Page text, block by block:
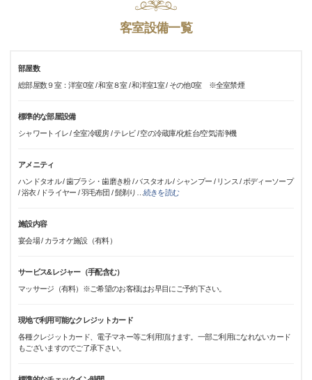
客室設備一覧
部屋数
総部屋数９室：洋室0室 / 和室８室 / 和洋室1室 / その他0室 ※全室禁煙
標準的な部屋設備
シャワートイレ / 全室冷暖房 / テレビ / 空の冷蔵庫/化粧台/空気清浄機
アメニティ
ハンドタオル / 歯ブラシ・歯磨き粉 / バスタオル / シャンプー / リンス / ボディーソープ
/ 浴衣 / ドライヤー / 羽毛布団 / 髭剃り
続きを読む
施設内容
宴会場 / カラオケ施設（有料）
サービス&レジャー（手配含む）
マッサージ（有料）※ご希望のお客様はお早目にご予約下さい。
現地で利用可能なクレジットカード
各種クレジットカード、電子マネー等ご利用頂けます。一部ご利用になれないカード
もございますのでご了承下さい。